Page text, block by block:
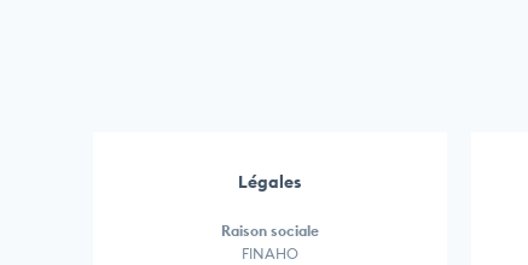
Légales
Raison sociale
FINAHO